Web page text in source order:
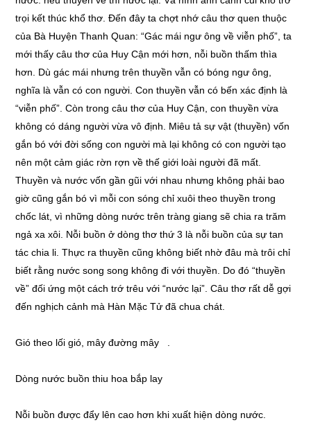
trọi kết thúc khổ thơ. Đến đây ta chợt nhớ câu thơ quen thuộc
của Bà Huyện Thanh Quan: “Gác mái ngư ông về viễn phố”, ta
mới thấy câu thơ của Huy Cận mới hơn, nỗi buồn thấm thìa
hơn. Dù gác mái nhưng trên thuyền vẫn có bóng ngư ông,
nghĩa là vẫn có con người. Con thuyền vẫn có bến xác định là
“viễn phố”. Còn trong câu thơ của Huy Cận, con thuyền vừa
không có dáng người vừa vô định. Miêu tả sự vật (thuyền) vốn
gắn bó với đời sống con người mà lại không có con người tạo
nên một cảm giác rờn rợn về thế giới loài người đã mất.
Thuyền và nước vốn gần gũi với nhau nhưng không phải bao
giờ cũng gắn bó vì mỗi con sóng chỉ xuôi theo thuyền trong
chốc lát, vì những dòng nước trên tràng giang sẽ chia ra trăm
ngả xa xôi. Nỗi buồn ở dòng thơ thứ 3 là nỗi buồn của sự tan
tác chia li. Thực ra thuyền cũng không biết nhờ đâu mà trôi chỉ
biết rằng nước song song không đi với thuyền. Do đó “thuyền
về” đối ứng một cách trớ trêu với “nước lại”. Câu thơ rất dễ gợi
đến nghịch cảnh mà Hàn Mặc Tử đã chua chát.
Gió theo lối gió, mây đường mây .
Dòng nước buồn thiu hoa bắp lay
Nỗi buồn được đẩy lên cao hơn khi xuất hiện dòng nước.